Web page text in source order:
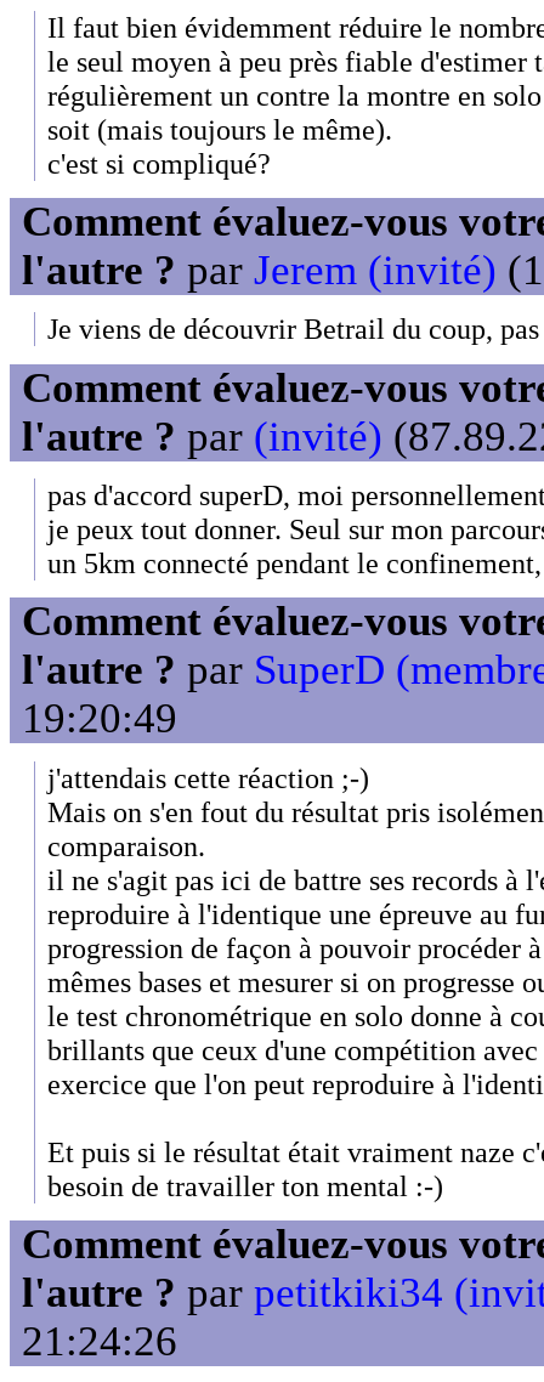
Il faut bien évidemment réduire le
le seul moyen à peu près fiable d'estimer
régulièrement un contre la montre en
soit (mais toujours le même).
c'est si compliqué?
Comment évaluez-vous
l'autre ? par Jerem (invité)
Je viens de découvrir Betrail du coup,
Comment évaluez-vous
l'autre ? par (invité)
pas d'accord superD, moi
je peux tout donner. Seul sur mon
un 5km connecté pendant le
Comment évaluez-vous
l'autre ? par SuperD
19:20:49
j'attendais cette réaction ;-)
Mais on s'en fout du résultat pris
comparaison.
il ne s'agit pas ici de battre ses records à
reproduire à l'identique une épreuve au
progression de façon à pouvoir procéder
mêmes bases et mesurer si on progresse
le test chronométrique en solo donne à
brillants que ceux d'une compétition
exercice que l'on peut reproduire à
Et puis si le résultat était vraiment naze
besoin de travailler ton mental :-)
Comment évaluez-vous
l'autre ? par petitkiki34
21:24:26